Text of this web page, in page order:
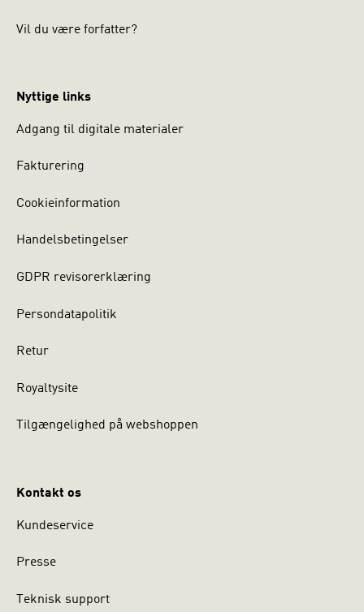
Vil du være forfatter?
Nyttige links
Adgang til digitale materialer
Fakturering
Cookieinformation
Handelsbetingelser
GDPR revisorerklæring
Persondatapolitik
Retur
Royaltysite
Tilgængelighed på webshoppen
Kontakt os
Kundeservice
Presse
Teknisk support